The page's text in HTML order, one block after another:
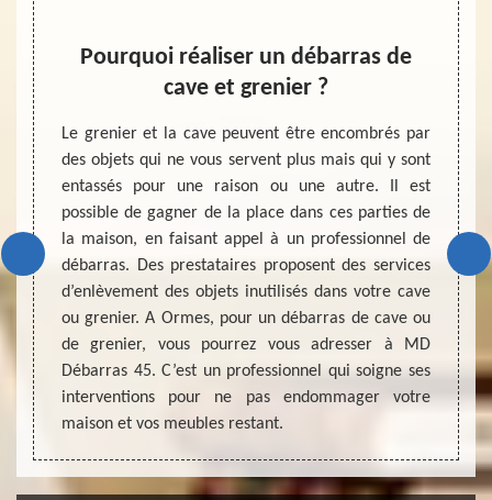
de
la
d’un
une
et
il est
votre
de
Pourquoi réaliser un débarras de
cave et grenier ?
Le grenier et la cave peuvent être encombrés par
des objets qui ne vous servent plus mais qui y sont
entassés pour une raison ou une autre. Il est
possible de gagner de la place dans ces parties de
la maison, en faisant appel à un professionnel de
débarras. Des prestataires proposent des services
d’enlèvement des objets inutilisés dans votre cave
ou grenier. A Ormes, pour un débarras de cave ou
de grenier, vous pourrez vous adresser à MD
Débarras 45. C’est un professionnel qui soigne ses
interventions pour ne pas endommager votre
maison et vos meubles restant.
dans
fiable